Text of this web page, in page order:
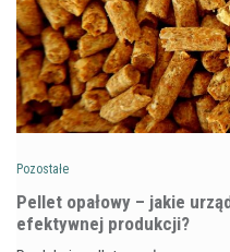
Pozostałe
Pellet opałowy – jakie
efektywnej produkcji?